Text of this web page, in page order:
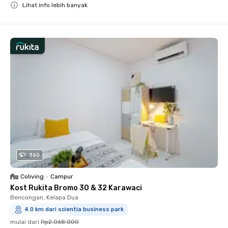
Lihat info lebih banyak
360
Coliving • Campur
Kost Rukita Bromo 30 & 32 Karawaci
Bencongan, Kelapa Dua
4.0 km dari scientia business park
mulai dari Rp2.068.000